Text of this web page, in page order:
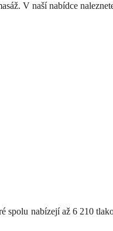
V naší nabídce
nabízejí až 6 210